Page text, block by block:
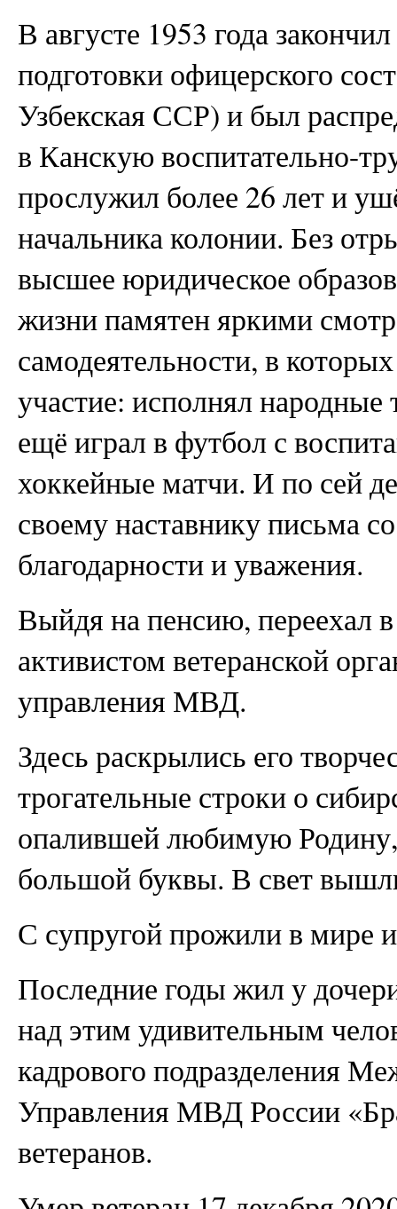
В августе 1953 года
подготовки офицерского
Узбекская ССР) и был
в Канскую воспитательно-
прослужил более 26 лет и
начальника колонии. Без
высшее юридическое
жизни памятен яркими
самодеятельности, в
участие: исполнял
ещё играл в футбол с
хоккейные матчи. И по сей
своему наставнику письма
благодарности и уважения.
Выйдя на пенсию, переехал
активистом ветеранской
управления МВД.
Здесь раскрылись его
трогательные строки о
опалившей любимую
большой буквы. В свет
С супругой прожили в мире
Последние годы жил у
над этим удивительным
кадрового подразделения
Управления МВД России
ветеранов.